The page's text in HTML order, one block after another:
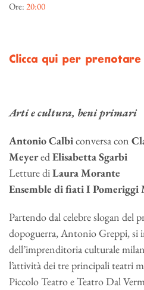
Ore: 20:00
Clicca qui per
Arti e cultura, beni primari
Antonio Calbiconversa con
MeyeredElisabetta Sgarbi
Letture diLaura Morante
Ensemble di fiati I Pomeriggi
Partendo dal celebre slogan del
dopoguerra, Antonio Greppi, si
dell’imprenditoria culturale
l’attività dei tre principali teatri
Piccolo Teatro e Teatro Dal